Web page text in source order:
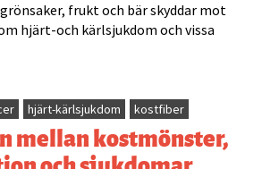
frukt och bär skyddar mot
hjärt-och kärlsjukdom och vissa
hjärt-kärlsjukdom kostfiber
mellan kostmönster,